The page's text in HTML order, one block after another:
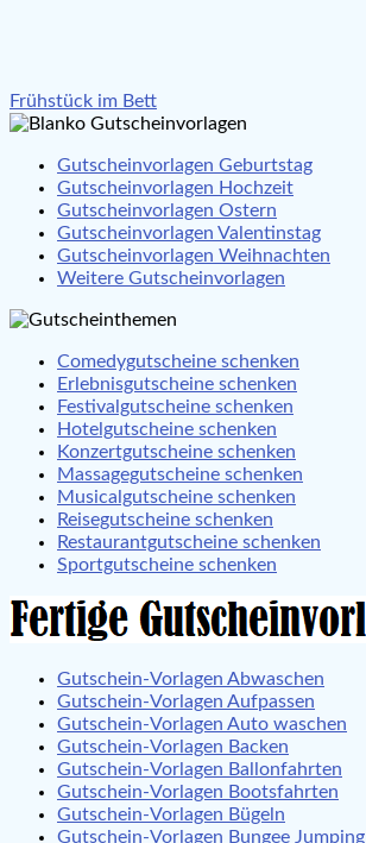
Beitragsnavigation
Frühstück im Bett
Gutscheinvorlagen Geburtstag
Gutscheinvorlagen Hochzeit
Gutscheinvorlagen Ostern
Gutscheinvorlagen Valentinstag
Gutscheinvorlagen Weihnachten
Weitere Gutscheinvorlagen
Comedygutscheine schenken
Erlebnisgutscheine schenken
Festivalgutscheine schenken
Hotelgutscheine schenken
Konzertgutscheine schenken
Massagegutscheine schenken
Musicalgutscheine schenken
Reisegutscheine schenken
Restaurantgutscheine schenken
Sportgutscheine schenken
Gutschein-Vorlagen Abwaschen
Gutschein-Vorlagen Aufpassen
Gutschein-Vorlagen Auto waschen
Gutschein-Vorlagen Backen
Gutschein-Vorlagen Ballonfahrten
Gutschein-Vorlagen Bootsfahrten
Gutschein-Vorlagen Bügeln
Gutschein-Vorlagen Bungee Jumping